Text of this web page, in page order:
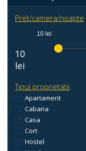
Pret/camera/noapte
10
lei
10 lei
Tipul proprietatii
Apartament
Cabana
Casa
Cort
Hostel